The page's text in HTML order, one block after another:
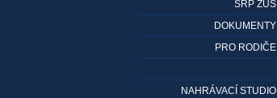
SRP ZUŠ
DOKUMENTY
PRO RODIČE
NAHRÁVACÍ STUDIO